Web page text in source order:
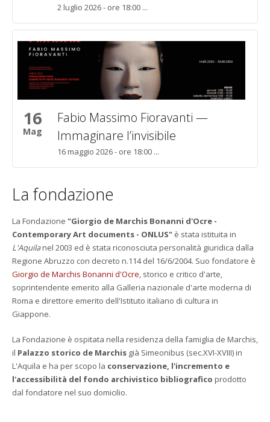
2 luglio 2026 - ore 18:00 ...
16
Mag
Fabio Massimo Fioravanti —
Immaginare l’invisibile
16 maggio 2026 - ore 18:00 ...
La fondazione
La Fondazione "Giorgio de Marchis Bonanni d'Ocre -
Contemporary Art documents - ONLUS" è stata istituita in
L'Aquilanel 2003 ed è stata riconosciuta personalità giuridica dalla
Regione Abruzzo con decreto n.114 del 16/6/2004. Suo fondatore è
Giorgio de Marchis Bonanni d'Ocre, storico e critico d'arte,
soprintendente emerito alla Galleria nazionale d'arte moderna di
Roma e direttore emerito dell'Istituto italiano di cultura in
Giappone.
La Fondazione è ospitata nella residenza della famiglia de Marchis,
il Palazzo storico de Marchis già Simeonibus (sec.XVI-XVIII) in
L'Aquila e ha per scopo la conservazione, l'incremento e
l'accessibilità del fondo archivistico bibliografico prodotto
dal fondatore nel suo domicilio.